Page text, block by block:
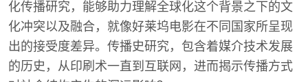
化传播研究，能够助力理解全球化这个背景之下的文
化冲突以及融合，就像好莱坞电影在不同国家所呈现
出的接受度差异。传播史研究，包含着媒介技术发展
的历史，从印刷术一直到互联网，进而揭示传播方式